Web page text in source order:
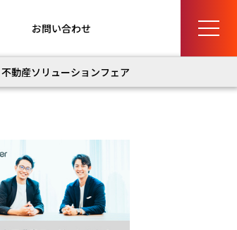
お問い合わせ
不動産ソリューションフェア